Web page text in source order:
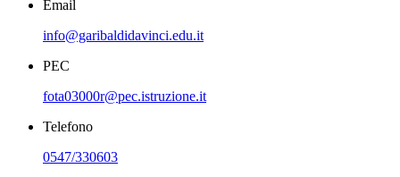
Email
info@garibaldidavinci.edu.it
PEC
fota03000r@pec.istruzione.it
Telefono
0547/330603